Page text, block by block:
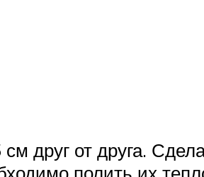
друг от друга.